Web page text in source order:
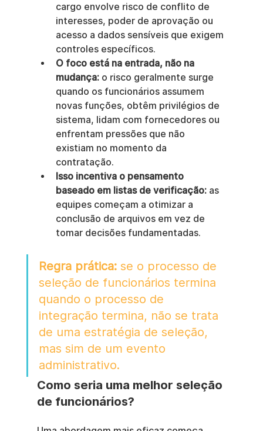
cargo envolve risco de conflito de
interesses, poder de aprovação ou
acesso a dados sensíveis que exigem
controles específicos.
O foco está na entrada, não na
mudança: o risco geralmente surge
quando os funcionários assumem
novas funções, obtêm privilégios de
sistema, lidam com fornecedores ou
enfrentam pressões que não
existiam no momento da
contratação.
Isso incentiva o pensamento
baseado em listas de verificação: as
equipes começam a otimizar a
conclusão de arquivos em vez de
tomar decisões fundamentadas.
Regra prática: se o processo de
seleção de funcionários termina
quando o processo de
integração termina, não se trata
de uma estratégia de seleção,
mas sim de um evento
administrativo.
Como seria uma melhor seleção
de funcionários?